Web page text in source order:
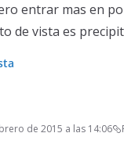
entrar mas en
de vista es
de 2015 a las 14:06